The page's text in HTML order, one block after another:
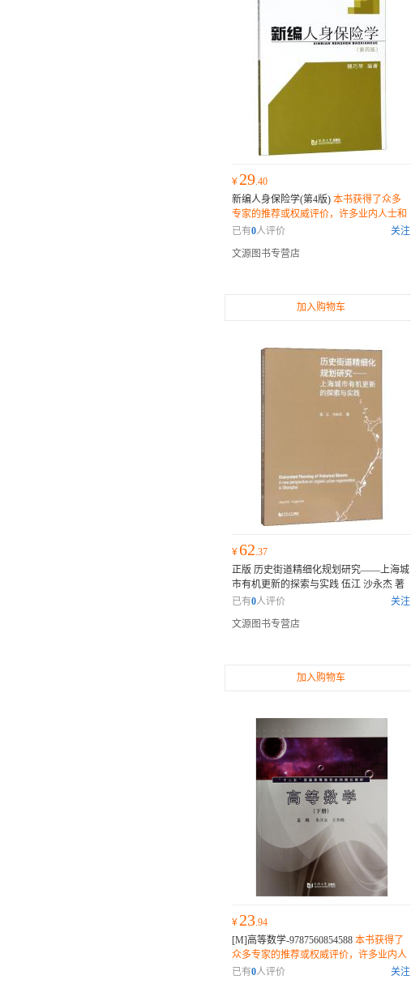
¥ 29.40
新编人身保险学(第4版) 本书获得了众多
专家的推荐或权威评价，许多业内人士和
读者纷纷表示它是一部不可错过的佳作。
已有0人评价
关注
文源图书专营店
加入购物车
¥62.37
正版 历史街道精细化规划研究——上海城
市有机更新的探索与实践 伍江 沙永杰 著
同济大学出版社97875608481
本书获得了
士和读者纷纷表示它是一部不可错过的佳
已有0人评价
关注
文源图书专营店
加入购物车
¥ 23.94
[M]高等数学-9787560854588 本书获得了
众多专家的推荐或权威评价，许多业内人
士和读者纷纷表示它是一部不可错过的佳
已有0人评价
关注